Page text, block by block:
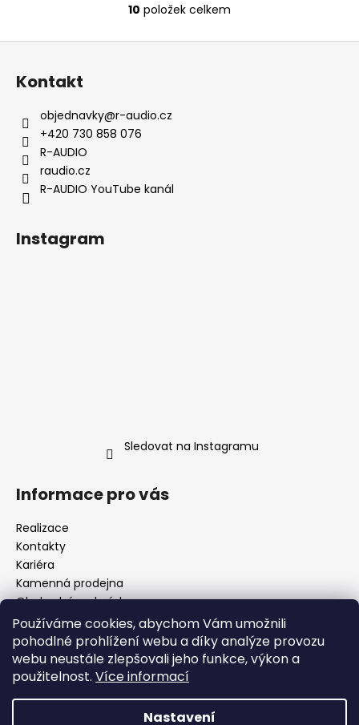
Používáme cookies, abychom Vám umožnili
pohodlné prohlížení webu a díky analýze provozu
webu neustále zlepšovali jeho funkce, výkon a
použitelnost. Více informací
Nastavení
O
v
10 položek celkem
Z
Kontakt
objednavky@r-audio.cz
+420 730 858 076
R-AUDIO
raudio.cz
R-AUDIO YouTube kanál
Instagram
Sledovat na Instagramu
Informace pro vás
Realizace
Kontakty
Kariéra
Kamenná prodejna
Obchodní podmínky
Podmínky ochrany osobních údajů
Odstoupení od smlouvy (Vrácení zboží)
Reklamace zboží
Obecná pravidla soutěží